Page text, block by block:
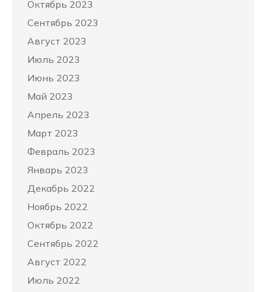
Октябрь 2023
Сентябрь 2023
Август 2023
Июль 2023
Июнь 2023
Май 2023
Апрель 2023
Март 2023
Февраль 2023
Январь 2023
Декабрь 2022
Ноябрь 2022
Октябрь 2022
Сентябрь 2022
Август 2022
Июль 2022